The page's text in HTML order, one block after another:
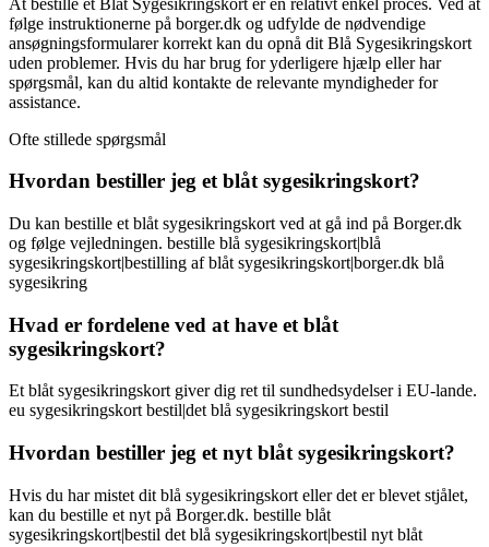
følge instruktionerne på borger.dk og udfylde de nødvendige
ansøgningsformularer korrekt kan du opnå dit Blå Sygesikringskort
uden problemer. Hvis du har brug for yderligere hjælp eller har
spørgsmål, kan du altid kontakte de relevante myndigheder for
assistance.
Ofte stillede spørgsmål
Hvordan bestiller jeg et blåt sygesikringskort?
Du kan bestille et blåt sygesikringskort ved at gå ind på Borger.dk
og følge vejledningen. bestille blå sygesikringskort|blå
sygesikringskort|bestilling af blåt sygesikringskort|borger.dk blå
sygesikring
Hvad er fordelene ved at have et blåt
sygesikringskort?
Et blåt sygesikringskort giver dig ret til sundhedsydelser i EU-lande.
eu sygesikringskort bestil|det blå sygesikringskort bestil
Hvordan bestiller jeg et nyt blåt sygesikringskort?
Hvis du har mistet dit blå sygesikringskort eller det er blevet stjålet,
kan du bestille et nyt på Borger.dk. bestille blåt
sygesikringskort|bestil det blå sygesikringskort|bestil nyt blåt